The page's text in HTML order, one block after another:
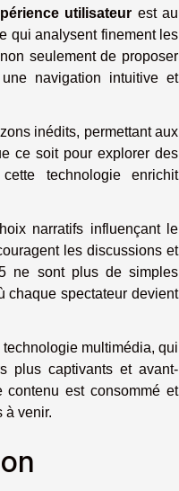
utilisateur est au
qui analysent finement les
seulement de proposer
navigation intuitive et
inédits, permettant aux
ce soit pour explorer des
technologie enrichit
narratifs influençant le
les discussions et
ne sont plus de simples
chaque spectateur devient
multimédia, qui
plus captivants et avant-
est consommé et
à venir.